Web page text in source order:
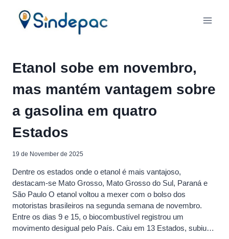
content
Etanol sobe em novembro,
mas mantém vantagem sobre
a gasolina em quatro
Estados
19 de November de 2025
Dentre os estados onde o etanol é mais vantajoso,
destacam-se Mato Grosso, Mato Grosso do Sul, Paraná e
São Paulo O etanol voltou a mexer com o bolso dos
motoristas brasileiros na segunda semana de novembro.
Entre os dias 9 e 15, o biocombustível registrou um
movimento desigual pelo País. Caiu em 13 Estados, subiu…